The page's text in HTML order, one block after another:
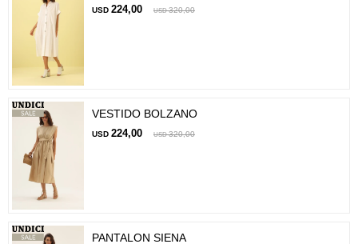
USD 224,00 USD 320,00
VESTIDO BOLZANO
USD 224,00 USD 320,00
PANTALON SIENA